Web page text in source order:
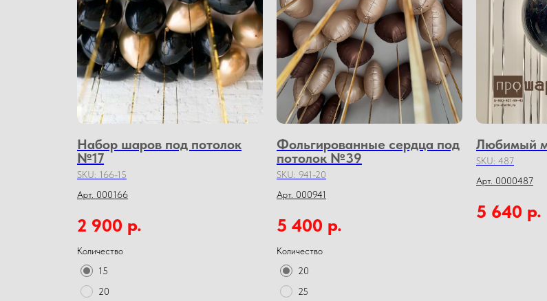
Набор шаров под потолок
№17
SKU: 166-15
Арт. 000166
2 900 р.
Количество
15
20
Фольгированные сердца под
потолок №39
SKU: 941-20
Арт. 000941
5 400 р.
Количество
20
25
Любимый
SKU: 487
Арт. 0000487
5 640 р.